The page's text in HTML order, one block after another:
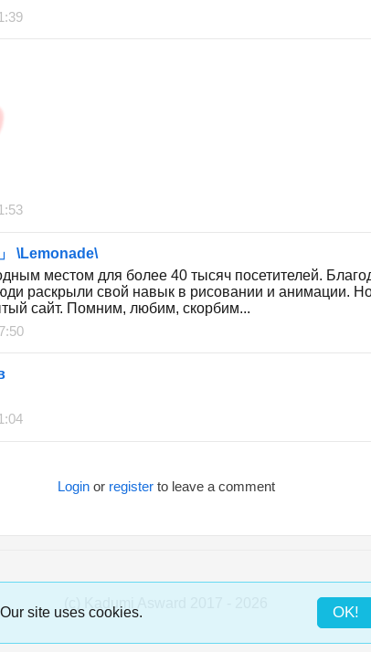
\Lemonade\
местом для более 40 тысяч посетителей.
раскрыли свой навык в рисовании и анимации.
сайт. Помним, любим, скорбим...
Login or register to leave a comment
(c) Kadumi Asward 2017 - 2026
site uses cookies. OK!